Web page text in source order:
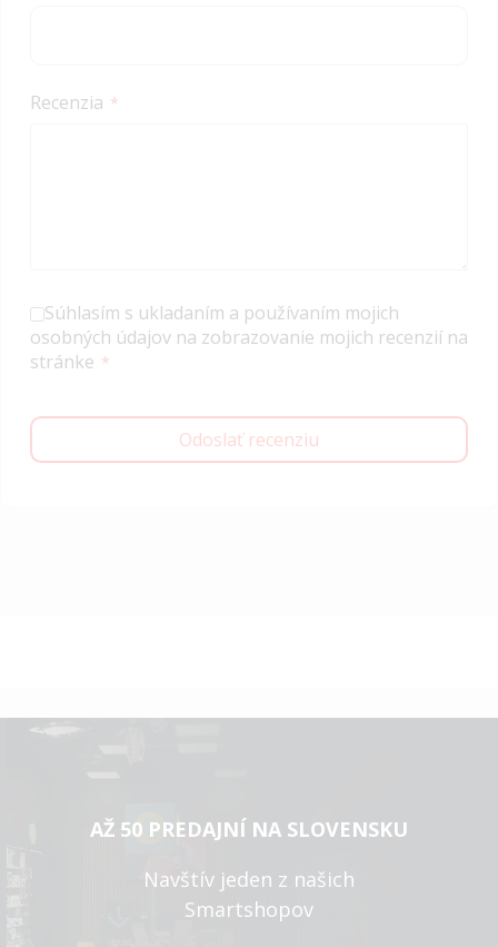
Recenzia
Súhlasím s ukladaním a používaním mojich
osobných údajov na zobrazovanie mojich recenzií na
stránke
Odoslať recenziu
AŽ 50 PREDAJNÍ NA SLOVENSKU
Navštív jeden z našich
Smartshopov